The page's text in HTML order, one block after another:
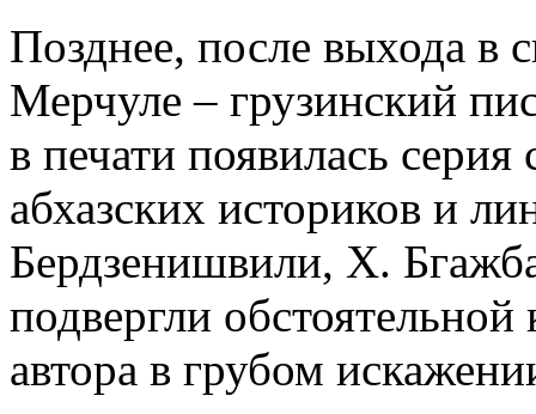
Позднее, после выхода в
Мерчуле – грузинский
в печати появилась
абхазских историков и
Бердзенишвили, Х.
подвергли
автора в грубом